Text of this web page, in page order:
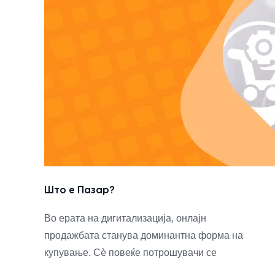
Што е Пазар?
Во ерата на дигитализација, онлајн
продажбата станува доминантна форма на
купување. Сè повеќе потрошувачи се